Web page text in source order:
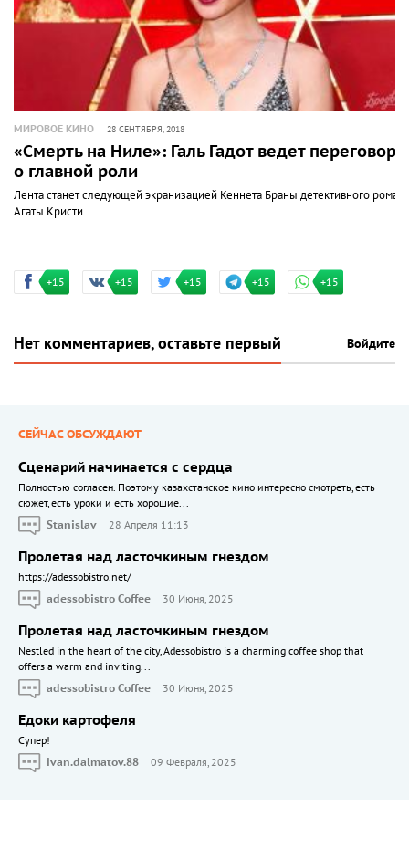
МИРОВОЕ КИНО 28 СЕНТЯБРЯ, 2018
«Смерть на Ниле»: Галь Гадот ведет переговоры
о главной роли
Лента станет следующей экранизацией Кеннета Браны детективного романа
Агаты Кристи
+15 +15 +15 +15 +15
Нет комментариев, оставьте первый Войдите
СЕЙЧАС ОБСУЖДАЮТ
Сценарий начинается с сердца
Полностью согласен. Поэтому казахстанское кино интересно смотреть, есть
сюжет, есть уроки и есть хорошие...
Stanislav
28 Апреля 11:13
Пролетая над ласточкиным гнездом
https://adessobistro.net/
adessobistro Coffee
30 Июня, 2025
Пролетая над ласточкиным гнездом
Nestled in the heart of the city, Adessobistro is a charming coffee shop that
offers a warm and inviting...
adessobistro Coffee
30 Июня, 2025
Едоки картофеля
Cупер!
ivan.dalmatov.88
09 Февраля, 2025